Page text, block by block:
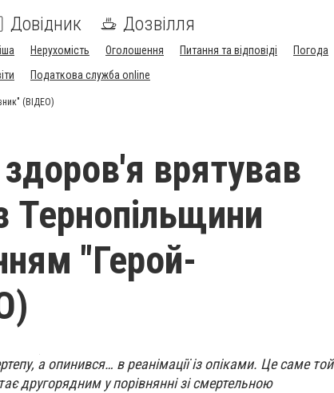
Довідник Дозвілля
Нерухомість Оголошення Питання та відповіді
Погода
Податкова служба online
(ВІДЕО)
врятував
Тернопільщини
"Герой-
а опинився… в реанімації із опіками. Це саме той
другорядним у порівнянні зі смертельною